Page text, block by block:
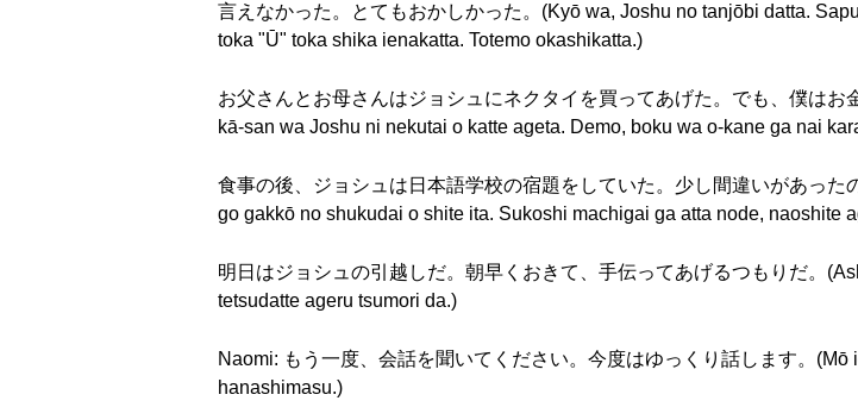
言えなかった。とてもおかしかった。(Kyō wa, Joshu no tanjōbi datta.
toka "Ū" toka shika ienakatta. Totemo okashikatta.)
お父さんとお母さんはジョシュにネクタイを買ってあげた。でも、僕は
kā-san wa Joshu ni nekutai o katte ageta. Demo, boku wa o-kane ga nai
食事の後、ジョシュは日本語学校の宿題をしていた。少し間違いがあっ
go gakkō no shukudai o shite ita. Sukoshi machigai ga atta node, naoshite
明日はジョシュの引越しだ。朝早くおきて、手伝ってあげるつもりだ。
tetsudatte ageru tsumori da.)
Naomi: もう一度、会話を聞いてください。今度はゆっくり話します。
hanashimasu.)